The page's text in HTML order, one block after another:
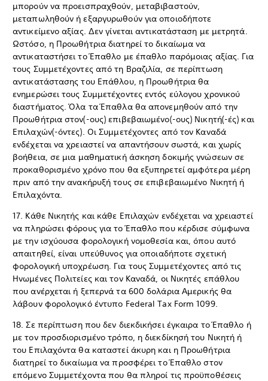
μπορούν να προεισπραχθούν, μεταβιβαστούν,
μεταπωληθούν ή εξαργυρωθούν για οποιοδήποτε
αντικείμενο αξίας. Δεν γίνεται αντικατάσταση με μετρητά.
Ωστόσο, η Προωθήτρια διατηρεί το δικαίωμα να
αντικαταστήσει το Έπαθλο με έπαθλο παρόμοιας αξίας. Για
τους Συμμετέχοντες από τη Βραζιλία, σε περίπτωση
αντικατάστασης του Επάθλου, η Προωθήτρια θα
ενημερώσει τους Συμμετέχοντες εντός εύλογου χρονικού
διαστήματος. Όλα τα Έπαθλα θα απονεμηθούν από την
Προωθήτρια στον(-ους) επιβεβαιωμένο(-ους) Νικητή(-ές) και
Επιλαχών(-όντες). Οι Συμμετέχοντες από τον Καναδά
ενδέχεται να χρειαστεί να απαντήσουν σωστά, και χωρίς
βοήθεια, σε μια μαθηματική άσκηση δοκιμής γνώσεων σε
προκαθορισμένο χρόνο που θα εξυπηρετεί αμφότερα μέρη
πριν από την ανακήρυξή τους σε επιβεβαιωμένο Νικητή ή
Επιλαχόντα.
17. Κάθε Νικητής και κάθε Επιλαχών ενδέχεται να χρειαστεί
να πληρώσει φόρους για το Έπαθλο που κέρδισε σύμφωνα
με την ισχύουσα φορολογική νομοθεσία και, όπου αυτό
απαιτηθεί, είναι υπεύθυνος για οποιαδήποτε σχετική
φορολογική υποχρέωση. Για τους Συμμετέχοντες από τις
Ηνωμένες Πολιτείες και τον Καναδά, οι Νικητές επάθλου
που ανέρχεται ή ξεπερνά τα 600 δολάρια Αμερικής θα
λάβουν φορολογικό έντυπο Federal Tax Form 1099.
18. Σε περίπτωση που δεν διεκδικήσει έγκαιρα το Έπαθλο ή
με τον προσδιορισμένο τρόπο, η διεκδίκησή του Νικητή ή
του Επιλαχόντα θα καταστεί άκυρη και η Προωθήτρια
διατηρεί το δικαίωμα να προσφέρει το Έπαθλο στον
επόμενο Συμμετέχοντα που θα πληροί τις προϋποθέσεις